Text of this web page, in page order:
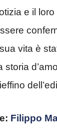
e il
vita è
storia
Filippo